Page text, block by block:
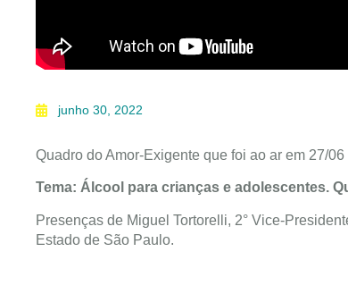
junho 30, 2022
Quadro do Amor-Exigente que foi ao ar em 27/
Tema: Álcool para crianças e adolescentes.
Presenças de Miguel Tortorelli, 2° Vice-
Estado de São Paulo.